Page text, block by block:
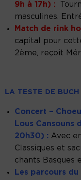
9h à 17h) :
masculines.
Match de rink
capital pour
2ème, reçoit
LA TESTE DE BUCH
Concert –
Lous Cansouns
20h30) : Avec
Classiques et
chants Basques
Les parcours du